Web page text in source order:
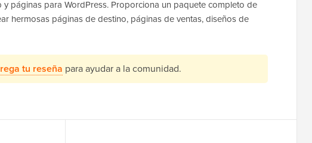
páginas para WordPress. Proporciona un paquete completo de
hermosas páginas de destino, páginas de ventas, diseños de
tu reseña para ayudar a la comunidad.